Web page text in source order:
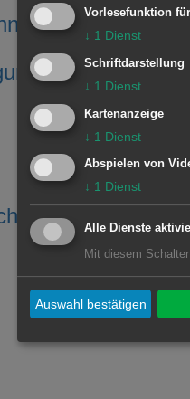
für Kindergeld
Gewalt
Vorlesefunktion
↓ 1 Dienst
Schriftdarstellung
↓ 1 Dienst
Kartenanzeige
↓ 1 Dienst
Abspielen von
↓ 1 Dienst
Alle Dienste
Mit diesem
Auswahl bestätigen